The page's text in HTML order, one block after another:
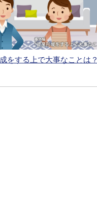
をする上で大事なことは？